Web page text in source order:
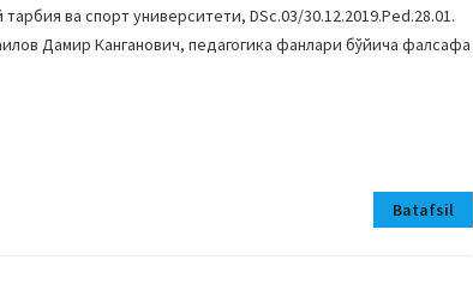
ва спорт университети, DSc.03/30.12.2019.Ped.28.01.
Дамир Канганович, педагогика фанлари бўйича фалсафа
Batafsil